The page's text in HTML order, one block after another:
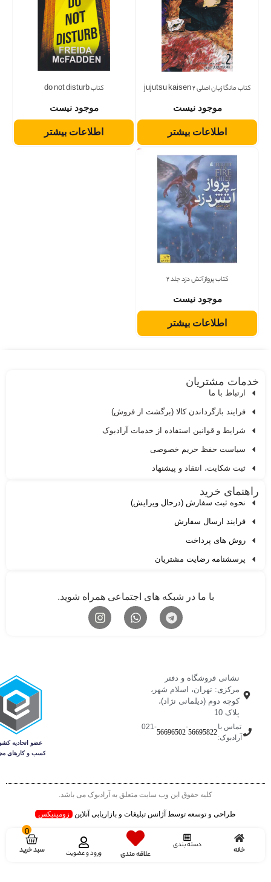
کتاب مانگا زبان اصلی jujutsu kaisen 2
موجود نیست
اطلاعات بیشتر
کتاب do not disturb
موجود نیست
اطلاعات بیشتر
کتاب پرواز آتش دزد جلد 2
موجود نیست
اطلاعات بیشتر
خدمات مشتریان
ارتباط با ما
فرایند بازگرداندن کالا (برگشت از فروش)
شرایط و قوانین استفاده از خدمات آرادبوک
سیاست حفظ حریم خصوصی
ثبت شکایت، انتقاد و پیشنهاد
راهنمای خرید
نحوه ثبت سفارش (درحال ویرایش)
فرایند ارسال سفارش
روش های پرداخت
پرسشنامه رضایت مشتریان
با ما در شبکه های اجتماعی همراه شوید.
نشانی فروشگاه و دفتر
مرکزی: تهران، اسلام شهر،
کوچه دوم (دیلمانی نژاد)،
پلاک 10
تماس با
آرادبوک:
56695822
56696502
کلیه حقوق این وب سایت متعلق به آرادبوک می باشد.
طراحی و توسعه توسط آژانس تبلیغات و بازاریابی آنلاین زومینیکس
دسته بندی
علاقه مندی
ورود و عضویت سبد خرید